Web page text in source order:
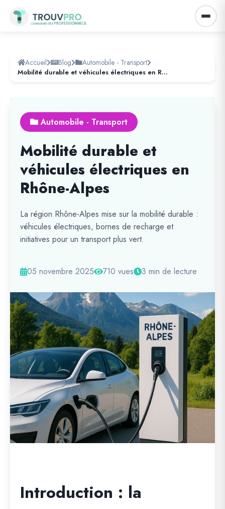
Accueil Blog Automobile - Transport
Mobilité durable et véhicules électriques en Rhône-Alpes
Automobile - Transport
Mobilité durable et
véhicules électriques en
Rhône-Alpes
La région Rhône-Alpes mise sur la mobilité durable :
véhicules électriques, bornes de recharge et
initiatives pour un transport plus vert.
05 novembre 2025 710 vues 3 min de lecture
Introduction : la